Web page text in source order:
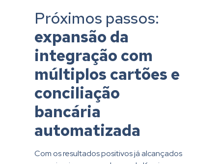
Próximos passos:
expansão da
integração com
múltiplos cartões e
conciliação
bancária
automatizada
Com os resultados positivos já alcançados